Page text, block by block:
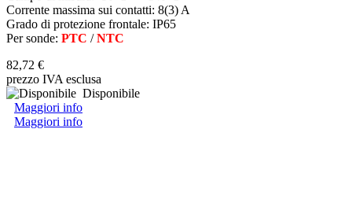
Corrente massima sui contatti: 8(3) A
Grado di protezione frontale: IP65
Per sonde: PTC /NTC
82,72 €
prezzo IVA esclusa
Disponibile
Maggiori info
Maggiori info